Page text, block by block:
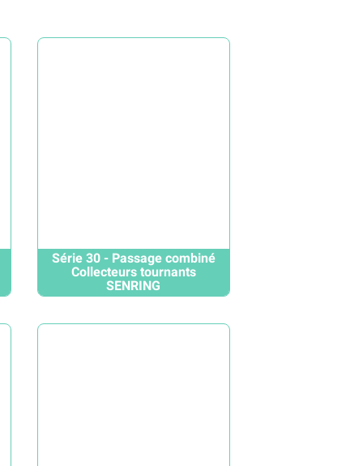
Série 30 - Passage combiné
Collecteurs tournants
SENRING